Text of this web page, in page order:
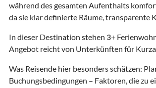
während des gesamten Aufenthalts
da sie klar definierte Räume, transparente
In dieser Destination stehen 3+
Angebot reicht von Unterkünften für
Was Reisende hier besonders schätzen:
Buchungsbedingungen – Faktoren, die zu